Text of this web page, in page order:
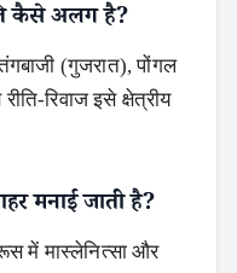
कैसे अलग है?
(गुजरात), पोंगल
रिवाज इसे क्षेत्रीय
मनाई जाती है?
में मास्लेनित्सा और